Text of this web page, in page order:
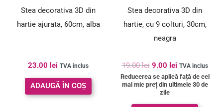
Stea decorativa 3D din
hartie ajurata, 60cm, alba
23.00 lei TVA inclus
ADAUGĂ ÎN COȘ
Stea decorativa 3D din
hartie, cu 9 colturi, 30cm,
neagra
19.00lei 9.00 lei TVA inclus
Reducerea se aplică față de cel
mai mic preț din ultimele 30 de
zile